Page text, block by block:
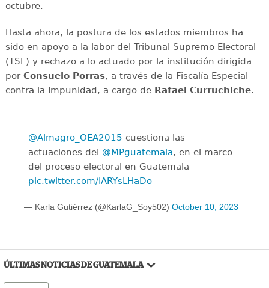
octubre.
Hasta ahora, la postura de los estados miembros ha
sido en apoyo a la labor del Tribunal Supremo Electoral
(TSE) y rechazo a lo actuado por la institución dirigida
porConsuelo Porras, a través de la Fiscalía Especial
contra la Impunidad, a cargo de Rafael Curruchiche.
@Almagro_OEA2015 cuestiona las
actuaciones del @MPguatemala, en el marco
del proceso electoral en Guatemala
pic.twitter.com/IARYsLHaDo
— Karla Gutiérrez (@KarlaG_Soy502) October 10, 2023
ÚLTIMAS NOTICIAS DE GUATEMALA